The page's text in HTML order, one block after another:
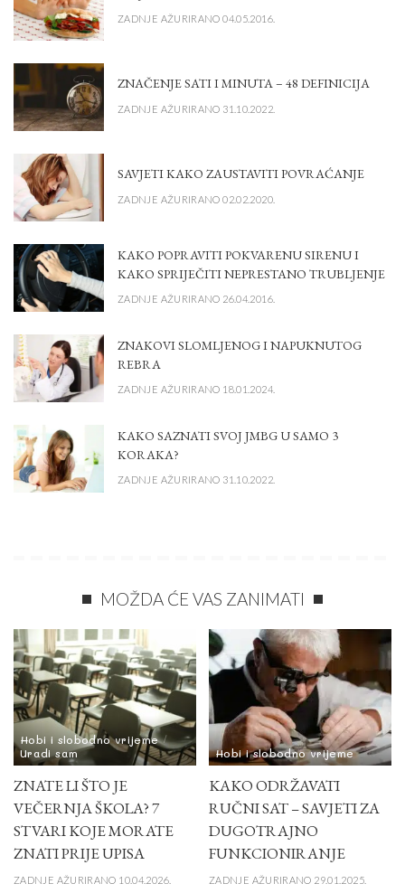
ZADNJE AŽURIRANO 04.05.2016.
ZNAČENJE SATI I MINUTA – 48 DEFINICIJA
ZADNJE AŽURIRANO 31.10.2022.
SAVJETI KAKO ZAUSTAVITI POVRAĆANJE
ZADNJE AŽURIRANO 02.02.2020.
KAKO POPRAVITI POKVARENU SIRENU I
KAKO SPRIJEČITI NEPRESTANO TRUBLJENJE
ZADNJE AŽURIRANO 26.04.2016.
ZNAKOVI SLOMLJENOG I NAPUKNUTOG
REBRA
ZADNJE AŽURIRANO 18.01.2024.
KAKO SAZNATI SVOJ JMBG U SAMO 3
KORAKA?
ZADNJE AŽURIRANO 31.10.2022.
MOŽDA ĆE VAS ZANIMATI
Hobi i slobodno vrijeme
Uradi sam
ZNATE LI ŠTO JE
VEČERNJA ŠKOLA? 7
STVARI KOJE MORATE
ZNATI PRIJE UPISA
ZADNJE AŽURIRANO 10.04.2026.
Hobi i slobodno vrijeme
KAKO ODRŽAVATI
RUČNI SAT – SAVJETI ZA
DUGOTRAJNO
FUNKCIONIRANJE
ZADNJE AŽURIRANO 29.01.2025.